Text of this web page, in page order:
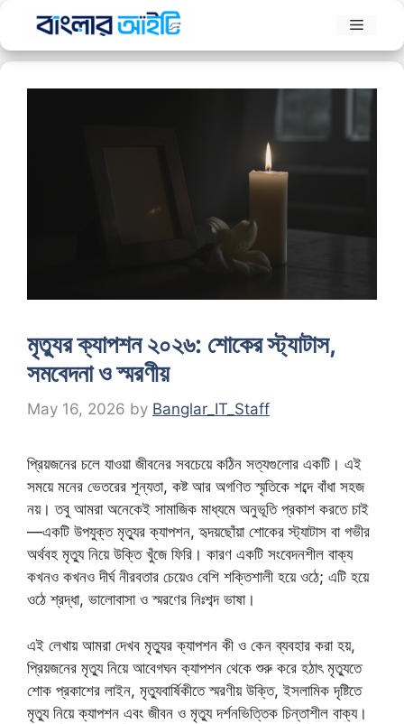
content
Menu
মৃত্যুর ক্যাপশন ২০২৬: শোকের স্ট্যাটাস,
সমবেদনা ও স্মরণীয়
May 16, 2026 by Banglar_IT_Staff
প্রিয়জনের চলে যাওয়া জীবনের সবচেয়ে কঠিন সত্যগুলোর একটি। এই
সময়ে মনের ভেতরের শূন্যতা, কষ্ট আর অগণিত স্মৃতিকে শব্দে বাঁধা সহজ
নয়। তবু আমরা অনেকেই সামাজিক মাধ্যমে অনুভূতি প্রকাশ করতে চাই
—একটি উপযুক্ত মৃত্যুর ক্যাপশন, হৃদয়ছোঁয়া শোকের স্ট্যাটাস বা গভীর
অর্থবহ মৃত্যু নিয়ে উক্তি খুঁজে ফিরি। কারণ একটি সংবেদনশীল বাক্য
কখনও কখনও দীর্ঘ নীরবতার চেয়েও বেশি শক্তিশালী হয়ে ওঠে; এটি হয়ে
ওঠে শ্রদ্ধা, ভালোবাসা ও স্মরণের নিঃশব্দ ভাষা।
এই লেখায় আমরা দেখব মৃত্যুর ক্যাপশন কী ও কেন ব্যবহার করা হয়,
প্রিয়জনের মৃত্যু নিয়ে আবেগঘন ক্যাপশন থেকে শুরু করে হঠাৎ মৃত্যুতে
শোক প্রকাশের লাইন, মৃত্যুবার্ষিকীতে স্মরণীয় উক্তি, ইসলামিক দৃষ্টিতে
মৃত্যু নিয়ে ক্যাপশন এবং জীবন ও মৃত্যু দর্শনভিত্তিক চিন্তাশীল বাক্য।